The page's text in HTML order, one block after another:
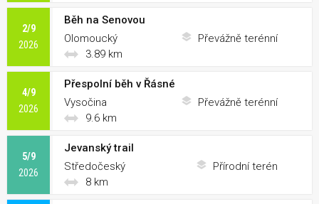
2/9
2026
Olomoucký
Běh na Senovou
Převážně terénní
3.89 km
4/9
2026
Vysočina
Přespolní běh v Řásné
Převážně terénní
9.6 km
5/9
2026
Středočeský
Jevanský trail
Přírodní terén
8 km